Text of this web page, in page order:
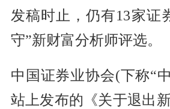
发稿时止，仍有13家证
守”新财富分析师评选。
中国证券业协会(下称“
站上发布的《关于退出